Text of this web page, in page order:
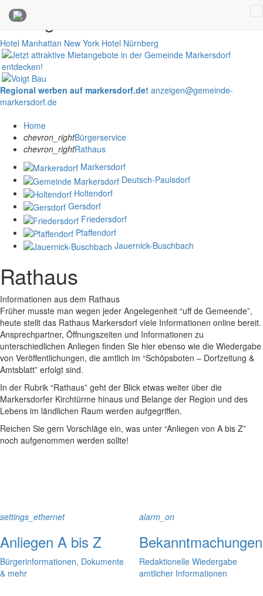
Anzeigen
Hotel Manhattan New York Hotel Nürnberg
Regional werben auf markersdorf.de! anzeigen@gemeinde-
markersdorf.de
Home
chevron_rightBürgerservice
chevron_rightRathaus
Markersdorf
Deutsch-Paulsdorf
Holtendorf
Gersdorf
Friedersdorf
Pfaffendorf
Jauernick-Buschbach
Rathaus
Informationen aus dem Rathaus
Früher musste man wegen jeder Angelegenheit “uff de Gemeende”,
heute stellt das Rathaus Markersdorf viele Informationen online bereit.
Ansprechpartner, Öffnungszeiten und Informationen zu
unterschiedlichen Anliegen finden Sie hier ebenso wie die Wiedergabe
von Veröffentlichungen, die amtlich im “Schöpsboten – Dorfzeitung &
Amtsblatt” erfolgt sind.
In der Rubrik “Rathaus” geht der Blick etwas weiter über die
Markersdorfer Kirchtürme hinaus und Belange der Region und des
Lebens im ländlichen Raum werden aufgegriffen.
Reichen Sie gern Vorschläge ein, was unter “Anliegen von A bis Z”
noch aufgenommen werden sollte!
settings_ethernet
Anliegen A bis Z
Bürgerinformationen, Dokumente
& mehr
alarm_on
Bekanntmachungen
Redaktionelle Wiedergabe
amtlicher Informationen